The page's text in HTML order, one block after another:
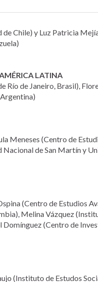
Chile) y Luz Patricia
LATINA
de Janeiro, Brasil),
Meneses (Centro de
de San Martín y
(Centro de Estudios
Melina Vázquez
(Centro de
(Instituto de Estudos